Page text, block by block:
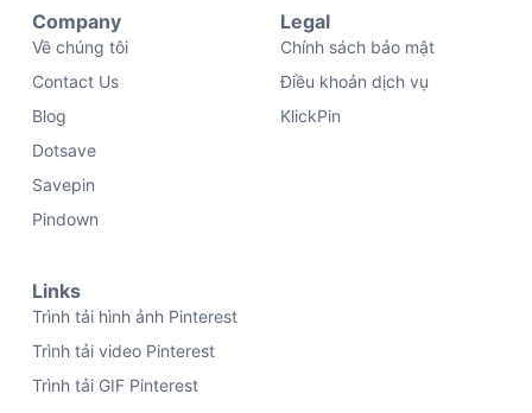
Company
Về chúng tôi
Contact Us
Blog
Dotsave
Savepin
Pindown
Legal
Chính sách bảo mật
Điều khoản dịch vụ
KlickPin
Links
Trình tải hình ảnh Pinterest
Trình tải video Pinterest
Trình tải GIF Pinterest